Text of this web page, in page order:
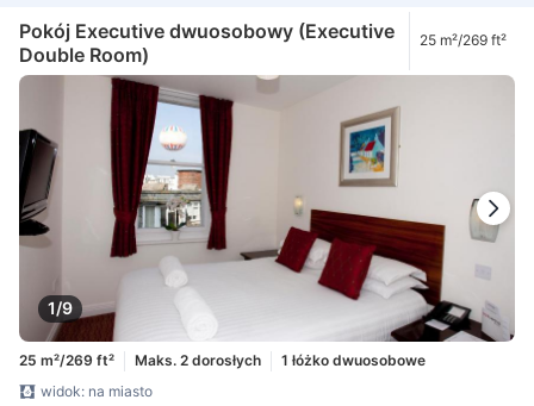
Pokój Executive dwuosobowy (Executive
Double Room)
25 m²/269 ft²
1/9
25 m²/269 ft² Maks. 2 dorosłych
1 łóżko dwuosobowe
widok: na miasto